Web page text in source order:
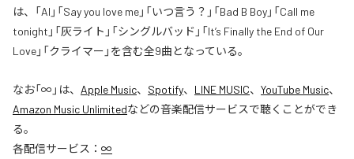
は、「AI」「Say you love me」「いつ言う？」「Bad B Boy」「Call me
tonight」「灰ライト」「シングルバッド」「It’s Finally the End of Our
Love」「クライマー」を含む全9曲となっている。
なお「∞ 」は、 Apple Music、 Spotify、 LINE MUSIC、 YouTube Music、
Amazon Music Unlimitedなどの音楽配信サービスで聴くことができ
る。
各配信サービス： ∞